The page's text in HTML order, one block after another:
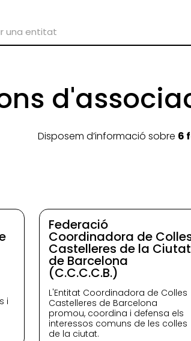
Disposem d’informació sobre 6
i
Federació
Coordinadora de
Castelleres de la Ciutat
de Barcelona
(C.C.C.C.B.)
L'Entitat Coordinadora de Colles
Castelleres de Barcelona
promou, coordina i defensa els
interessos comuns de les colles
de la ciutat.